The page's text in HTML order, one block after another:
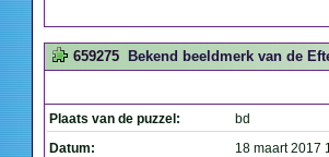
659275 Bekend beeldmerk van de
Plaats van de puzzel:
bd
Datum:
18 maart 2017